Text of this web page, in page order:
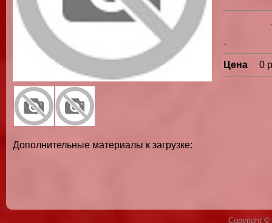
Дополнительные материалы к загрузке:
-
Цена 0
Copyright